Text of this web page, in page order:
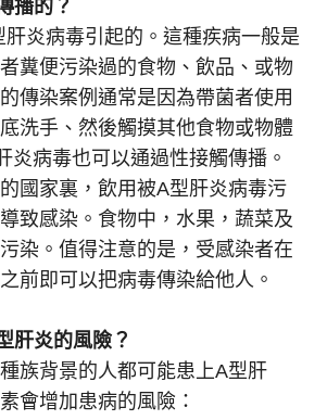
播的？
炎病毒引起的。這種疾病一般是
糞便污染過的食物、飲品、或物
傳染案例通常是因為帶菌者使用
洗手、然後觸摸其他食物或物體
炎病毒也可以通過性接觸傳播。
國家裏，飲用被A型肝炎病毒污
致感染。食物中，水果，蔬菜及
染。值得注意的是，受感染者在
前即可以把病毒傳染給他人。
肝炎的風險？
族背景的人都可能患上A型肝
會增加患病的風險：